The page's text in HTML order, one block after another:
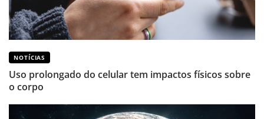
NOTÍCIAS
Uso prolongado do celular tem impactos físicos sobre
o corpo